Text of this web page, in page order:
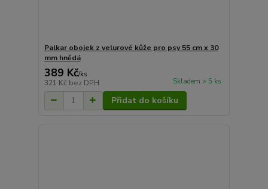
Palkar obojek z velurové kůže pro psy 55 cm x 30
mm hnědá
389 Kč/ks
321 Kč bez DPH Skladem > 5 ks
Přidat do košíku